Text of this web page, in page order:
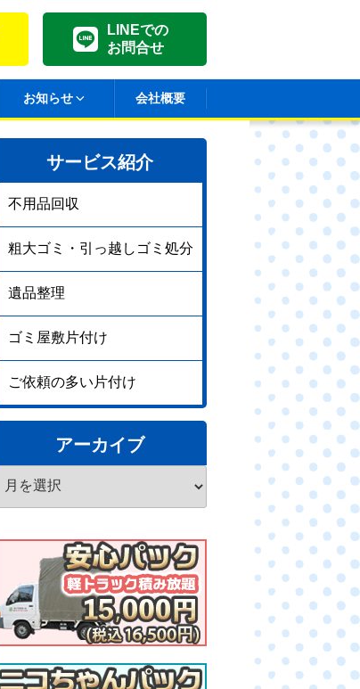
LINEでの
お問合せ
お知らせ 会社概要
サービス紹介
不用品回収
粗大ゴミ・引っ越しゴミ処分
遺品整理
ゴミ屋敷片付け
ご依頼の多い片付け
アーカイブ